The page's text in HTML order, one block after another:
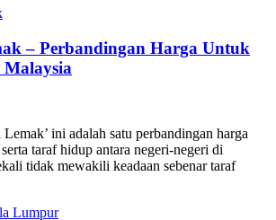
– Perbandingan Harga Untuk
Malaysia
ini adalah satu perbandingan harga
taraf hidup antara negeri-negeri di
tidak mewakili keadaan sebenar taraf